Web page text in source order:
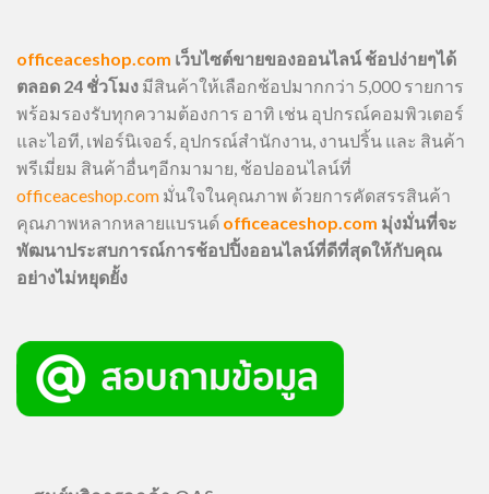
officeaceshop.com เว็บไซต์ขายของออนไลน์ ช้อปง่ายๆได้
ตลอด 24 ชั่วโมง มีสินค้าให้เลือกช้อปมากกว่า 5,000 รายการ
พร้อมรองรับทุกความต้องการ อาทิ เช่น อุปกรณ์คอมพิวเตอร์
และไอที, เฟอร์นิเจอร์, อุปกรณ์สำนักงาน, งานปริ้น และ สินค้า
พรีเมี่ยม สินค้าอื่นๆอีกมามาย, ช้อปออนไลน์ที่
officeaceshop.com มั่นใจในคุณภาพ ด้วยการคัดสรรสินค้า
คุณภาพหลากหลายแบรนด์ officeaceshop.com มุ่งมั่นที่จะ
พัฒนาประสบการณ์การช้อปปิ้งออนไลน์ที่ดีที่สุดให้กับคุณ
อย่างไม่หยุดยั้ง